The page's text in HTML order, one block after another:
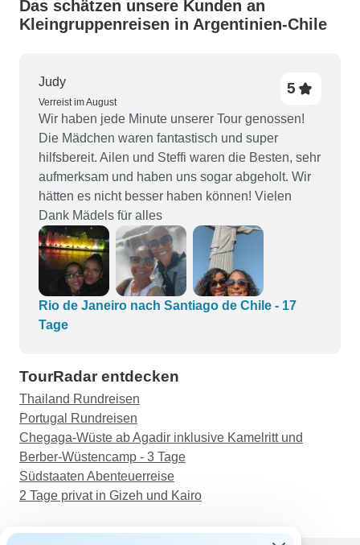
Das schätzen unsere Kunden an
Kleingruppenreisen in Argentinien-Chile
Judy
Verreist im August
5
Wir haben jede Minute unserer Tour genossen!
Die Mädchen waren fantastisch und super
hilfsbereit. Ailen und Steffi waren die Besten, sehr
aufmerksam und haben uns sogar abgeholt. Wir
hätten es nicht besser haben können! Vielen
Dank Mädels für alles
Rio de Janeiro nach Santiago de Chile - 17
Tage
TourRadar entdecken
Thailand Rundreisen
Portugal Rundreisen
Chegaga-Wüste ab Agadir inklusive Kamelritt und
Berber-Wüstencamp - 3 Tage
Südstaaten Abenteuerreise
2 Tage privat in Gizeh und Kairo